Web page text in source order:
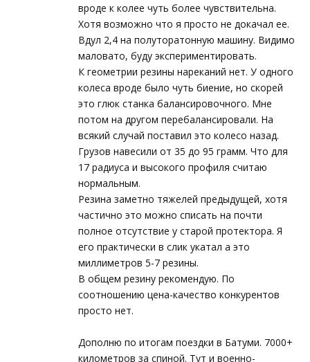
вроде к колее чуть более чувствительна.
Хотя возможно что я просто не докачал ее.
Вдул 2,4 на полуторатонную машину. Видимо
маловато, буду экспериментировать.
К геометрии резины нареканий нет. У одного
колеса вроде было чуть биение, но скорей
это глюк станка балансировочного. Мне
потом на другом перебалансировали. На
всякий случай поставил это колесо назад.
Грузов навесили от 35 до 95 грамм. Что для
17 радиуса и высокого профиля считаю
нормальным.
Резина заметно тяжелей предыдущей, хотя
частично это можно списать на почти
полное отсутствие у старой протектора. Я
его практически в слик укатал а это
миллиметров 5-7 резины.
В общем резину рекомендую. По
соотношению цена-качество конкурентов
просто нет.
Дополню по итогам поездки в Батуми. 7000+
километров за спиной. Тут и военно-